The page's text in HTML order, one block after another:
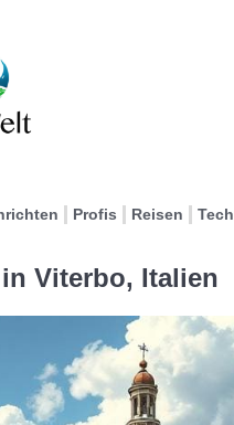
Profis Reisen Tech
Viterbo, Italien